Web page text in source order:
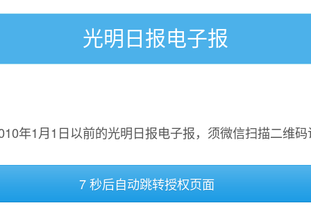
光明日报电子报
年1月1日以前的光明日报电子报，须微信扫描二维
7 秒后自动跳转授权页面